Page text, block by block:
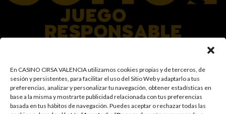
En CASINO CIRSA VALENCIA utilizamos cookies propias y de terceros, de
sesión y persistentes, para facilitar el uso del Sitio Web y adaptarlo a tus
preferencias, analizar y personalizar tu navegación, obtener estadísticas en
base a la misma y mostrarte publicidad relacionada con tus preferencias
basada en tus hábitos de navegación. Puedes aceptar o rechazar todas las
En el Grupo CIRSA promovemos una actitud responsable hacia el juego,
garantizando un entorno seguro y transparente para nuestros clientes y
facilitamos medidas e información para que el juego sea siempre diversión y
entretenimiento, sin utilizarse como vía para afrontar problemas económicos
o emocionales. El acceso está prohibido a menores de 18 años y a las
personas con acceso restringido conforme a los registros de prohibición y/o